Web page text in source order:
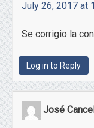
July 26, 2017 at
Se corrigio la
Log in to Reply
José